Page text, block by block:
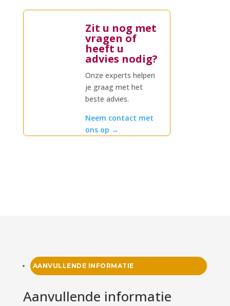
Zit u nog met
vragen of
heeft u
advies nodig?
Onze experts helpen
je graag met het
beste advies.
Neem contact met
ons op →
AANVULLENDE INFORMATIE
Aanvullende informatie